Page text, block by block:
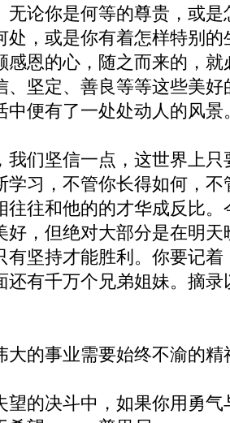
无论你是何等的尊贵，或
处，或是你有着怎样特别
感恩的心，随之而来的，
、坚定、善良等等这些美
中便有了一处处动人的风景
们坚信一点，这世界上只
学习，不管你长得如何，
往往和他的的才华成反比
好，但绝对大部分是在明
有坚持才能胜利。你要记
还有千万个兄弟姐妹。摘
的事业需要始终不渝的
的决斗中，如果你用勇气